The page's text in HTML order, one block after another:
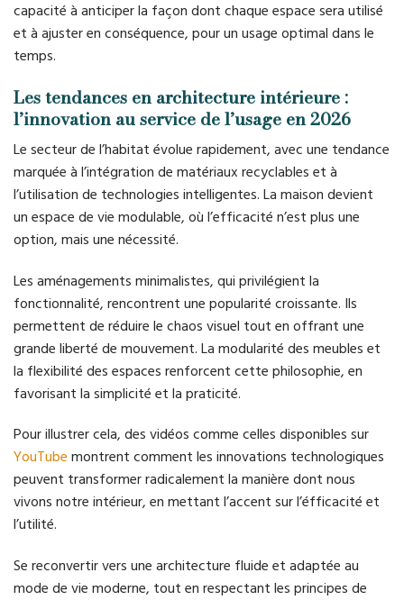
capacité à anticiper la façon dont chaque espace sera utilisé
et à ajuster en conséquence, pour un usage optimal dans le
temps.
Les tendances en architecture intérieure :
l’innovation au service de l’usage en 2026
Le secteur de l’habitat évolue rapidement, avec une tendance
marquée à l’intégration de matériaux recyclables et à
l’utilisation de technologies intelligentes. La maison devient
un espace de vie modulable, où l’efficacité n’est plus une
option, mais une nécessité.
Les aménagements minimalistes, qui privilégient la
fonctionnalité, rencontrent une popularité croissante. Ils
permettent de réduire le chaos visuel tout en offrant une
grande liberté de mouvement. La modularité des meubles et
la flexibilité des espaces renforcent cette philosophie, en
favorisant la simplicité et la praticité.
Pour illustrer cela, des vidéos comme celles disponibles sur
YouTube montrent comment les innovations technologiques
peuvent transformer radicalement la manière dont nous
vivons notre intérieur, en mettant l’accent sur l’éfficacité et
l’utilité.
Se reconvertir vers une architecture fluide et adaptée au
mode de vie moderne, tout en respectant les principes de